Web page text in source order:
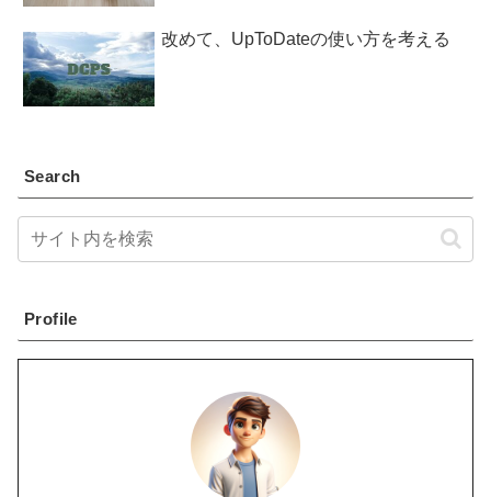
改めて、UpToDateの使い方を考える
Search
Profile